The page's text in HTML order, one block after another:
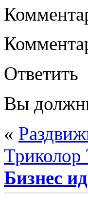
Ответить
Вы
«
Бизнес